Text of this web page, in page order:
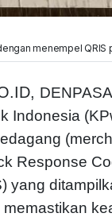
menempel QRIS
Indonesia
Response
yang